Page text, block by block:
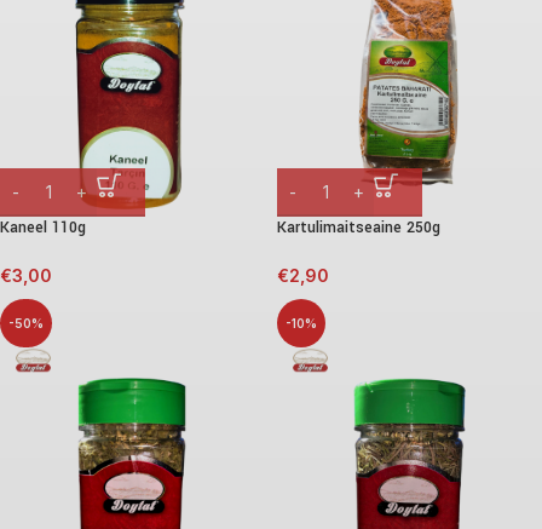
Kaneel 110g
€3,00
Kartulimaitseaine 250g
€2,90
-50% -10%